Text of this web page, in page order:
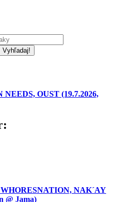
OUST (19.7.2026,
NAK´AY
@ Jama)